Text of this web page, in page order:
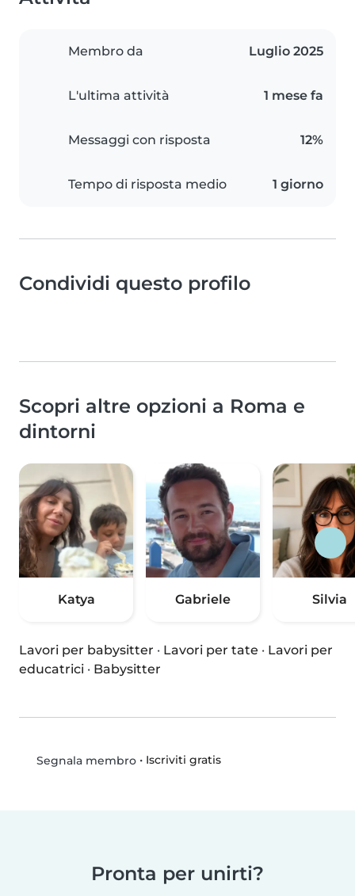
Membro da Luglio 2025
L'ultima attività 1 mese fa
Messaggi con risposta 12%
Tempo di risposta medio 1 giorno
Condividi questo profilo
Scopri altre opzioni a Roma e
dintorni
Katya Gabriele Silvia
Lavori per babysitter · Lavori per tate · Lavori per
educatrici · Babysitter
Segnala membro• Iscriviti gratis
Pronta per unirti?